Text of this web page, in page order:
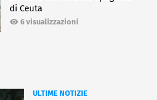
di Ceuta
6 visualizzazioni
ULTIME NOTIZIE